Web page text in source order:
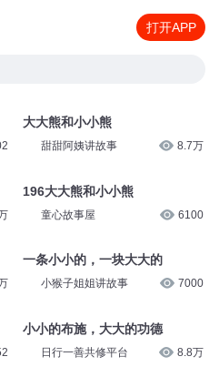
打开APP
大大熊和小小熊
甜甜阿姨讲故事 8.7万
196大大熊和小小熊
童心故事屋 6100
一条小小的，一块大大的
小猴子姐姐讲故事 7000
小小的布施，大大的功德
日行一善共修平台 8.8万